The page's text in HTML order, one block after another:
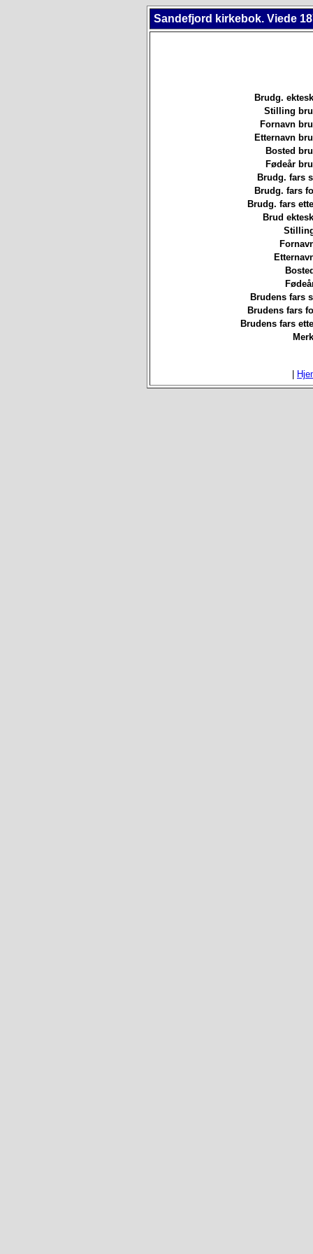
Sandefjord kirkebok. Viede
Brudg.
Stilling
Fornavn
Etternavn
Bosted
Fødeår
Brudg. fars
Brudg. fars
Brudg. fars
Brud
Brudens fars
Brudens fars
Brudens fars